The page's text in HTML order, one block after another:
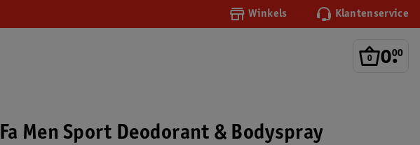
Winkels Klantenservice
0.
00
Fa Men Sport Deodorant & Bodyspray